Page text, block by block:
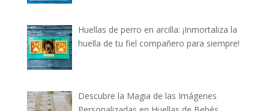
Huellas de perro en arcilla: ¡Inmortaliza la
huella de tu fiel compañero para siempre!
Descubre la Magia de las Imágenes